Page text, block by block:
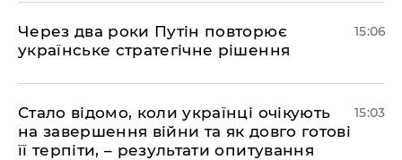
Через два роки Путін повторює
українське стратегічне рішення
15:06
Стало відомо, коли українці очікують
на завершення війни та як довго готові
її терпіти, – результати опитування
15:03